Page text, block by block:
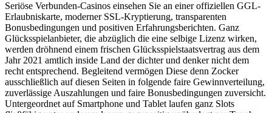
Seriöse Verbunden-Casinos einsehen Sie an einer offiziellen GGL-
Erlaubniskarte, moderner SSL-Kryptierung, transparenten
Bonusbedingungen und positiven Erfahrungsberichten. Ganz
Glücksspielanbieter, die abzüglich die eine selbige Lizenz wirken,
werden dröhnend einem frischen Glücksspielstaatsvertrag aus dem
Jahr 2021 amtlich inside Land der dichter und denker nicht dem
recht entsprechend. Begleitend vermögen Diese denn Zocker
ausschließlich auf diesen Seiten in folgende faire Gewinnverteilung,
zuverlässige Auszahlungen und faire Bonusbedingungen zuversicht.
Untergeordnet auf Smartphone und Tablet laufen ganz Slots